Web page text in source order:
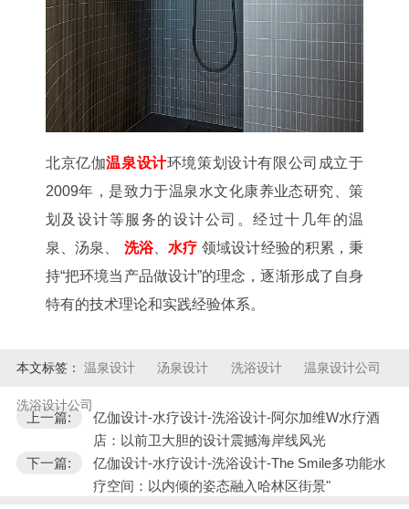
北京亿伽温泉设计环境策划设计有限公司成立于
2009年，是致力于温泉水文化康养业态研究、策
划及设计等服务的设计公司。经过十几年的温
泉、汤泉、
洗浴、 水疗 领域设计经验的积累，秉
持“把环境当产品做设计”的理念，逐渐形成了自身
特有的技术理论和实践经验体系。
本文标签： 温泉设计 汤泉设计 洗浴设计 温泉设计公司
洗浴设计公司
上一篇:
亿伽设计-水疗设计-洗浴设计-阿尔加维W水疗酒
店：以前卫大胆的设计震撼海岸线风光
下一篇:
亿伽设计-水疗设计-洗浴设计-The Smile多功能水
疗空间：以内倾的姿态融入哈林区街景"